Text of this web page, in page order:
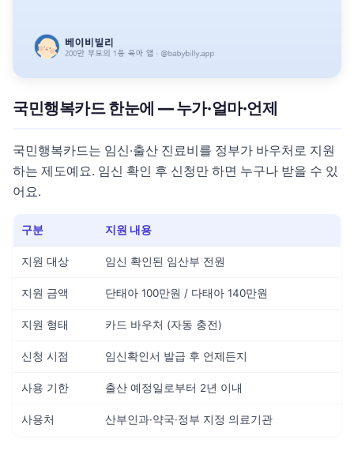
국민행복카드 한눈에 — 누가·얼마·언제
국민행복카드는 임신·출산 진료비를 정부가 바우처로 지원
하는 제도예요. 임신 확인 후 신청만 하면 누구나 받을 수 있
어요.
구분 지원 내용
지원 대상 임신 확인된 임산부 전원
지원 금액 단태아 100만원 / 다태아 140만원
지원 형태 카드 바우처 (자동 충전)
신청 시점 임신확인서 발급 후 언제든지
사용 기한 출산 예정일로부터 2년 이내
사용처 산부인과·약국·정부 지정 의료기관